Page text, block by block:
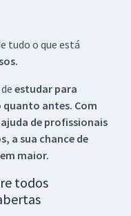
tudo o que está
estudar para
quanto antes. Com
de profissionais
a sua chance de
maior.
todos